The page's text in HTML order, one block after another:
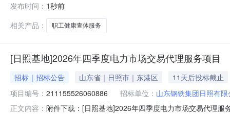
发布时间： 1秒前
相关产品：
职工健康查体服务
[日照基地]2026年四季度电力市场交易代理服务项目
招标｜招标公告 山东省｜日照市｜东港区
11天后投标截止
项目编号： 211155526060886 招标单位： 山东钢铁集团日照有限
正文内容： 附件下载：[日照基地]2026年四季度电力市场交易代理服